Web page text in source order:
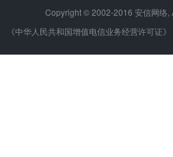
Copyright © 2002-2016 安信网
《中华人民共和国增值电信业务经营许可